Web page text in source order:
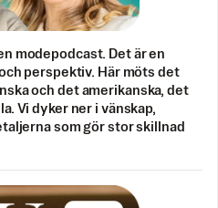
modepodcast. Det är en
perspektiv. Här möts det
och det amerikanska, det
Vi dyker ner i vänskap,
som gör stor skillnad